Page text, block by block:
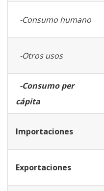
-Consumo humano
-Otros usos
-Consumo per
cápita
Importaciones
Exportaciones